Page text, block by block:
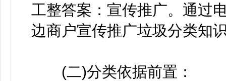
工整答案：宣传推广。通过
边商户宣传推广垃圾分类知
(二)分类依据前置：